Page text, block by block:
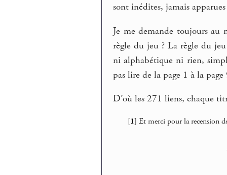
sont inédites, jamais
Je me demande toujours
règle du jeu ? La règle du
ni alphabétique ni rien,
pas lire de la page 1 à la
D’où les 271 liens, chaque
[1] Et merci pour la recension